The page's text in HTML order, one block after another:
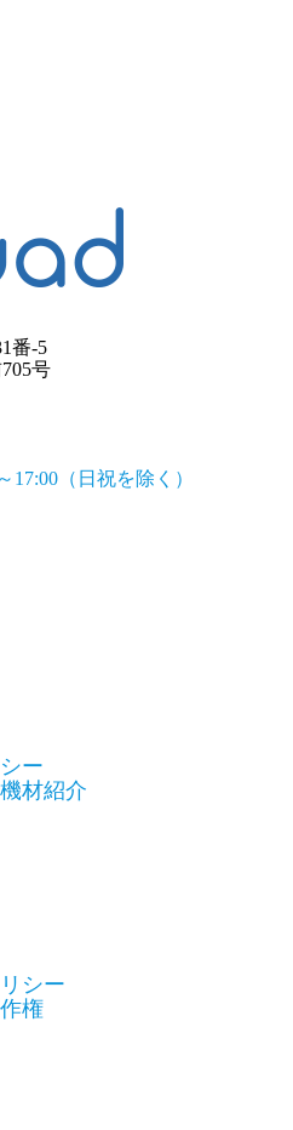
番-5
号
17:00（日祝を除く）
ー
材紹介
シー
権